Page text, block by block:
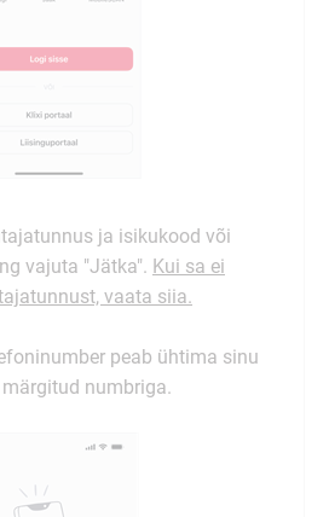
ja isikukood või
vajuta "Jätka". Kui sa ei
vaata siia.
peab ühtima sinu
numbriga.